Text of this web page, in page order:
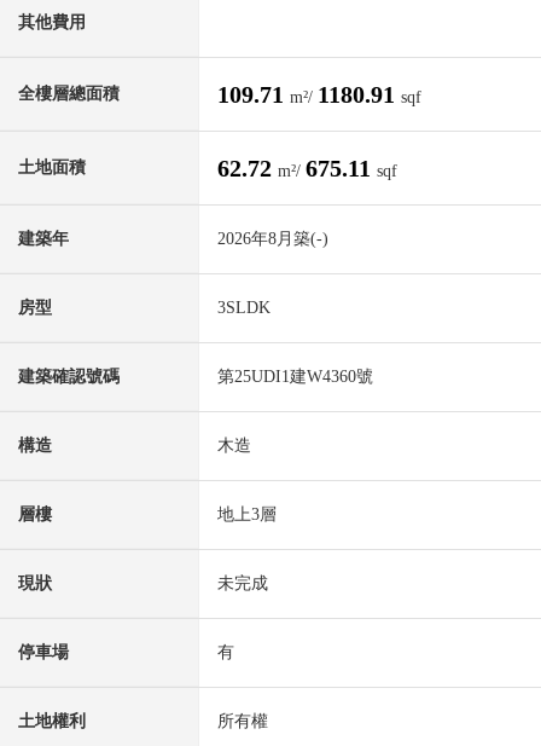
其他費用
全樓層總面積 109.71 m²/ 1180.91 sqf
土地面積 62.72 m²/ 675.11 sqf
建築年 2026年8月築(-)
房型 3SLDK
建築確認號碼 第25UDI1建W4360號
構造 木造
層樓 地上3層
現狀 未完成
停車場 有
土地權利 所有權